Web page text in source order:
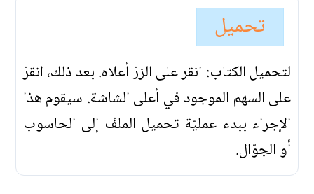
تحميل
لتحميل الكتاب: انقر على الزرّ أعلاه. بعد ذلك، انقرّ
على السهم الموجود في أعلى الشاشة. سيقوم هذا
الإجراء ببدء عمليّة تحميل الملفّ إلى الحاسوب
أو الجوّال.